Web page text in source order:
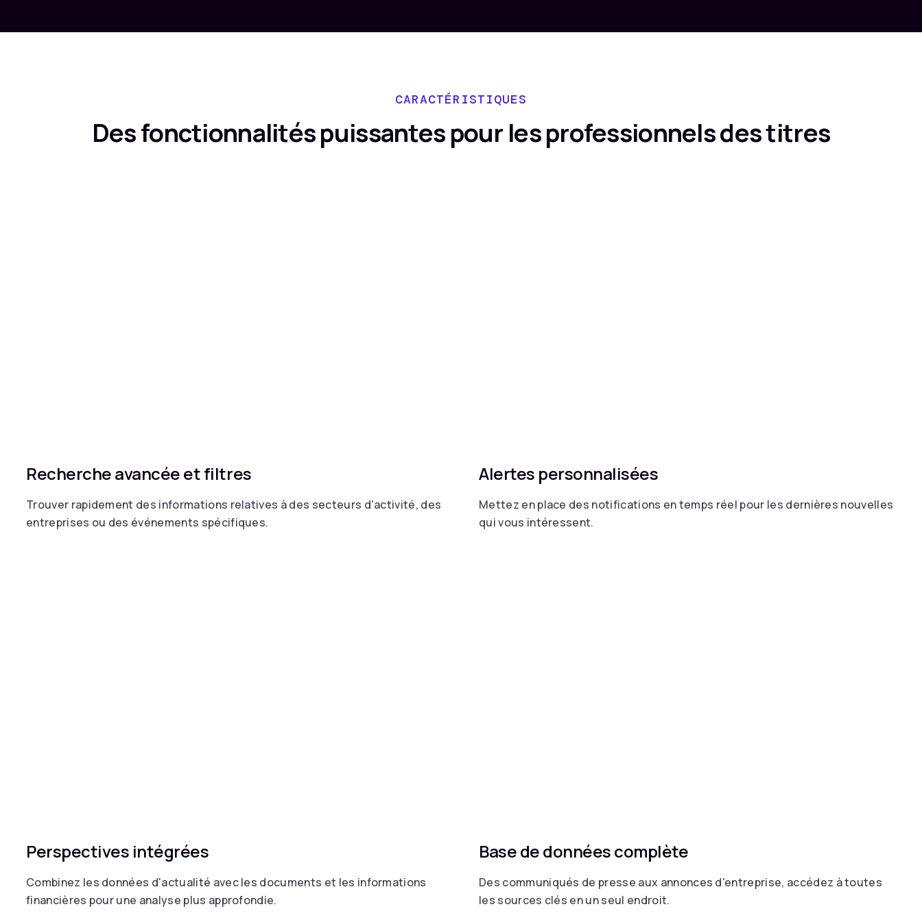
CARACTÉRISTIQUES
Des fonctionnalités puissantes pour les professionnels des titres
Recherche avancée et filtres
Trouver rapidement des informations relatives à des secteurs d'activité, des
entreprises ou des événements spécifiques.
Alertes personnalisées
Mettez en place des notifications en temps réel pour les dernières nouvelles
qui vous intéressent.
Perspectives intégrées
Combinez les données d'actualité avec les documents et les informations
financières pour une analyse plus approfondie.
Base de données complète
Des communiqués de presse aux annonces d'entreprise, accédez à toutes
les sources clés en un seul endroit.